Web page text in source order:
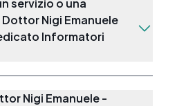
servizio o una
Dottor Nigi Emanuele
Informatori
Nigi Emanuele -